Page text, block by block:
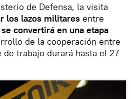
de Defensa, la visita
los lazos militares entre
se convertirá en una etapa
de la cooperación entre
de trabajo durará hasta el 27